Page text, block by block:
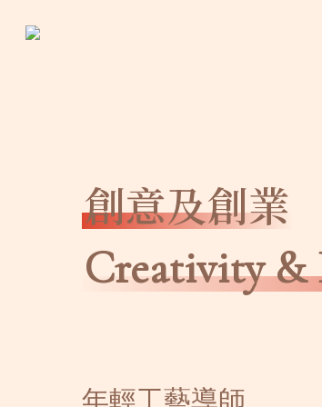
創意及創業
Creativity &
年輕工藝導師